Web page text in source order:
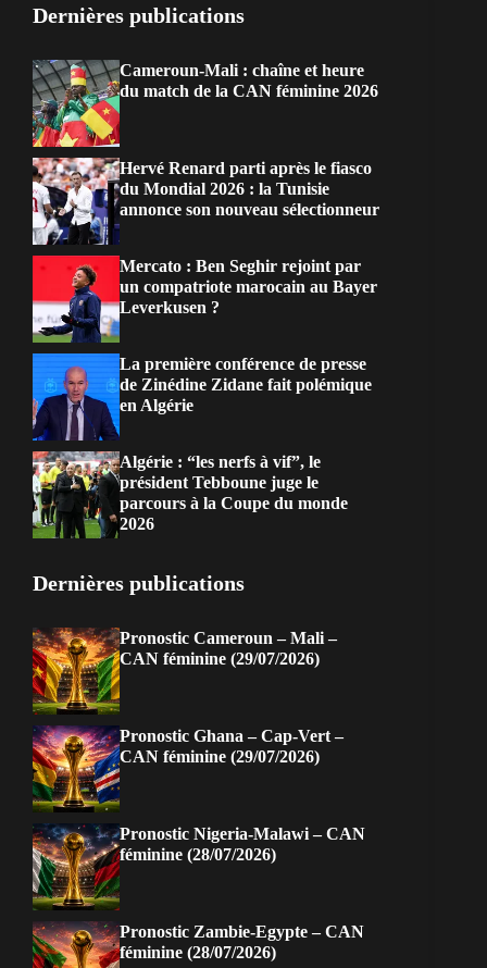
Dernières publications
Cameroun-Mali : chaîne et heure
du match de la CAN féminine 2026
Hervé Renard parti après le fiasco
du Mondial 2026 : la Tunisie
annonce son nouveau sélectionneur
Mercato : Ben Seghir rejoint par
un compatriote marocain au Bayer
Leverkusen ?
La première conférence de presse
de Zinédine Zidane fait polémique
en Algérie
Algérie : “les nerfs à vif”, le
président Tebboune juge le
parcours à la Coupe du monde
2026
Dernières publications
Pronostic Cameroun – Mali –
CAN féminine (29/07/2026)
Pronostic Ghana – Cap-Vert –
CAN féminine (29/07/2026)
Pronostic Nigeria-Malawi – CAN
féminine (28/07/2026)
Pronostic Zambie-Egypte – CAN
féminine (28/07/2026)